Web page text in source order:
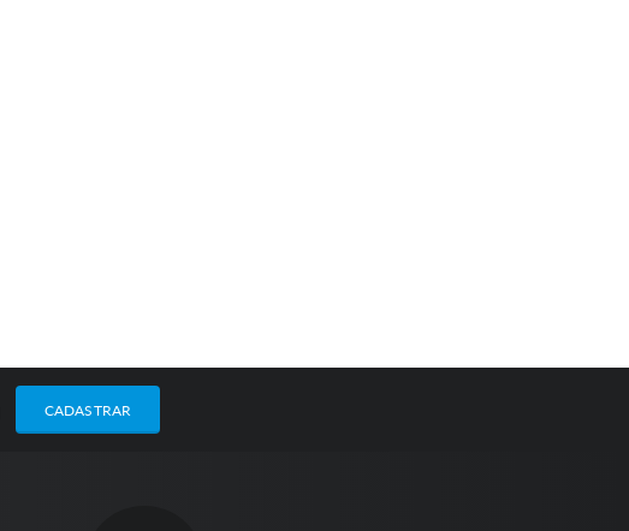
CADASTRAR